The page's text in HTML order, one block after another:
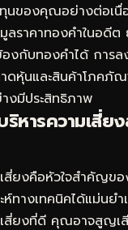
นของคุณอย่างต่อเนื่
ลราคาทองคำในอดีต
งกับทองคำได้ การ
ดหุ้นและสินค้าโภคภัณ
งมีประสิทธิภาพ
หารความเสี่ย
สี่ยงคือหัวใจสำคัญขอ
ห์ทางเทคนิคได้แม่นย
เสี่ยงที่ดี คุณอาจสูญเ